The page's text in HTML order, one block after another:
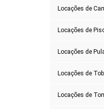
Locações de
Locações de
Locações de
Locações de
Locações de